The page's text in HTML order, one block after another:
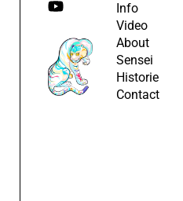
Info
Video
About
Sensei
Historie
Contact